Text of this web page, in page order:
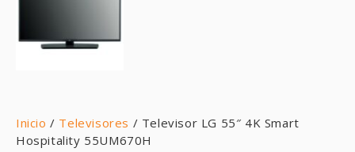
Inicio / Televisores / Televisor LG 55″ 4K Smart
Hospitality 55UM670H